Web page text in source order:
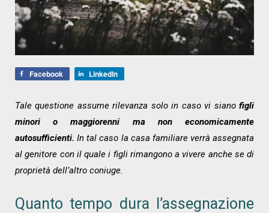
Facebook LinkedIn
Tale questione assume rilevanza solo in caso vi siano figli
minori o maggiorenni ma non economicamente
autosufficienti. In tal caso la casa familiare verrà assegnata
al genitore con il quale i figli rimangono a vivere anche se di
proprietà dell’altro coniuge.
Quanto tempo dura l’assegnazione